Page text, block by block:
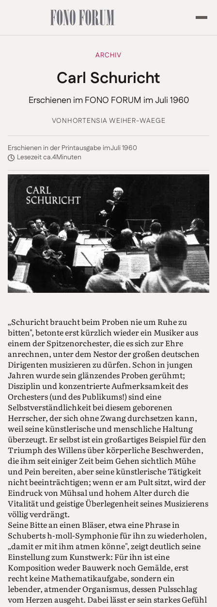
ARCHIV
Carl Schuricht
Erschienen im FONO FORUM im Juli 1960
VONHORTENSIA WEIHER-WAEGE
Erschienen in der Printausgabe imJuli 1960
Lesezeit ca.4Minuten
„Schuricht braucht beim Proben nie um Ruhe zu
bitten", betonte erst kürzlich wieder ein Musiker aus
einem der Spitzenorchester, die es sich zur Ehre
anrechnen, unter dem Nestor der großen deutschen
Dirigenten musizieren zu dürfen. Schon in jungen
Jahren wurde sein glänzendes Proben gerühmt;
Disziplin und konzentrierte Aufmerksamkeit des
Orchesters (und des Publikums!) sind eine
Selbstverständlichkeit bei diesem geborenen
Herrscher, der sich ohne Zwang durchsetzen kann,
weil seine künstlerische und menschliche Haltung
überzeugt. Er selbst ist ein großartiges Beispiel für den
Triumph des Willens über körperliche Beschwerden,
die ihm seit einiger Zeit beim Gehen sichtlich Mühe
und Pein bereiten, aber seine künstlerische Tätigkeit
nicht beeinträchtigen; wenn er am Pult sitzt, wird der
Eindruck von Mühsal und hohem Alter durch die
Vitalität und geistige Überlegenheit seines Musizierens
völlig verdrängt.
Seine Bitte an einen Bläser, etwa eine Phrase in
Schuberts h-moll-Symphonie für ihn zu wiederholen,
„damit er mit ihm atmen könne", zeigt deutlich seine
Einstellung zum Kunstwerk: Für ihn ist eine
Komposition weder Bauwerk noch Gemälde, erst
recht keine Mathematikaufgabe, sondern ein
lebender, atmender Organismus, dessen Pulsschlag
vom Herzen ausgeht. Dabei lässt er sein starkes Gefühl